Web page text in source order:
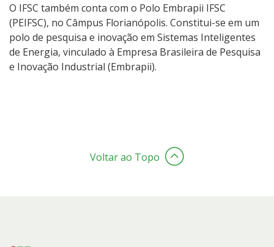
O IFSC também conta com o Polo Embrapii IFSC
(PEIFSC), no Câmpus Florianópolis. Constitui-se em um
polo de pesquisa e inovação em Sistemas Inteligentes
de Energia, vinculado à Empresa Brasileira de Pesquisa
e Inovação Industrial (Embrapii).
Voltar ao Topo